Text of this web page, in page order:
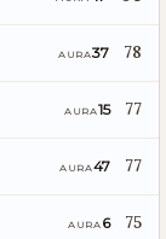
AURA37 78
AURA15 77
AURA47 77
AURA 6 75